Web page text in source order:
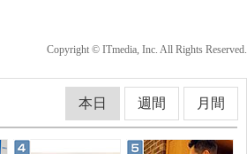
Copyright © ITmedia, Inc. All Rights Reserved.
本日 週間 月間